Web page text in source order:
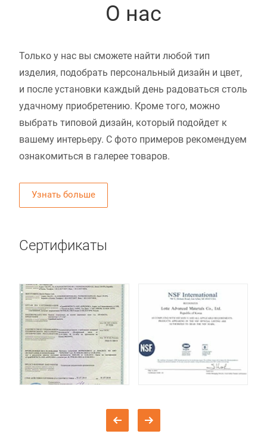
О нас
Только у нас вы сможете найти любой тип
изделия, подобрать персональный дизайн и цвет,
и после установки каждый день радоваться столь
удачному приобретению. Кроме того, можно
выбрать типовой дизайн, который подойдет к
вашему интерьеру. С фото примеров рекомендуем
ознакомиться в галерее товаров.
Узнать больше
Сертификаты